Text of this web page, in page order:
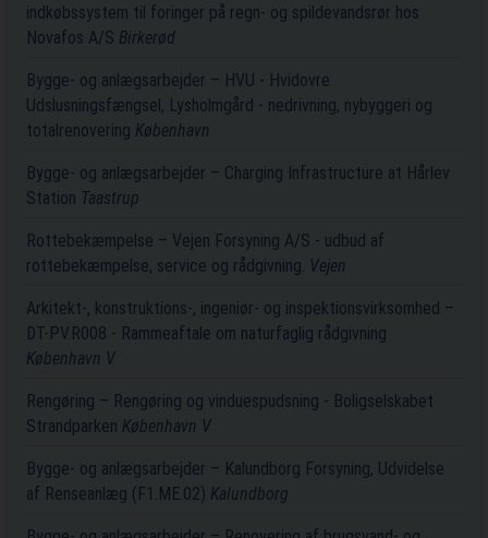
indkøbssystem til foringer på regn- og spildevandsrør hos
Novafos A/S Birkerød
Bygge- og anlægsarbejder – HVU - Hvidovre
Udslusningsfængsel, Lysholmgård - nedrivning, nybyggeri og
totalrenovering København
Bygge- og anlægsarbejder – Charging Infrastructure at Hårlev
Station Taastrup
Rottebekæmpelse – Vejen Forsyning A/S - udbud af
rottebekæmpelse, service og rådgivning. Vejen
Arkitekt-, konstruktions-, ingeniør- og inspektionsvirksomhed –
DT-PV.R008 - Rammeaftale om naturfaglig rådgivning
København V
Rengøring – Rengøring og vinduespudsning - Boligselskabet
Strandparken København V
Bygge- og anlægsarbejder – Kalundborg Forsyning, Udvidelse
af Renseanlæg (F1.ME.02) Kalundborg